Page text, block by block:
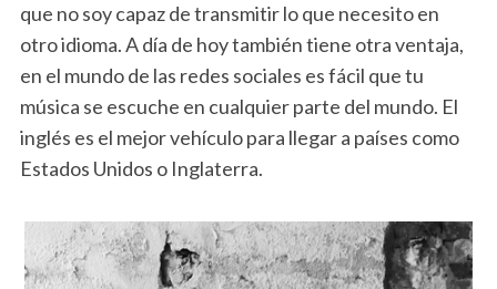
que no soy capaz de transmitir lo que necesito en
otro idioma. A día de hoy también tiene otra ventaja,
en el mundo de las redes sociales es fácil que tu
música se escuche en cualquier parte del mundo. El
inglés es el mejor vehículo para llegar a países como
Estados Unidos o Inglaterra.